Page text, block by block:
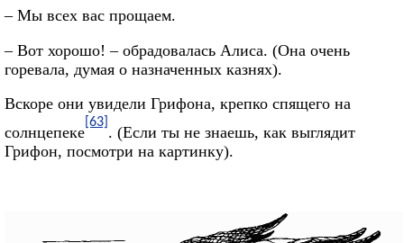
– Мы всех вас прощаем.
– Вот хорошо! – обрадовалась Алиса. (Она очень
горевала, думая о назначенных казнях).
Вскоре они увидели Грифона, крепко спящего на
солнцепеке
[63]
. (Если ты не знаешь, как выглядит
Грифон, посмотри на картинку).